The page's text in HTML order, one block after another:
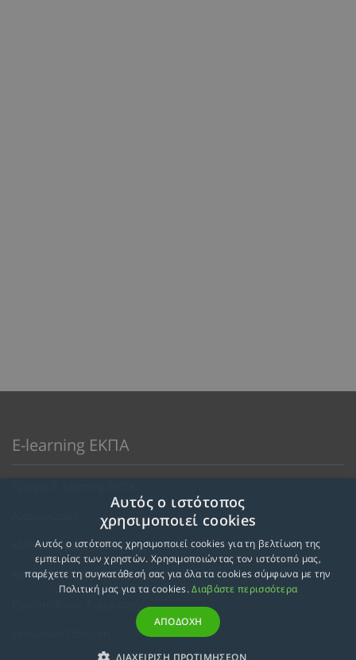
E-learning ΕΚΠΑ
Μεθοδολογία Εκπαίδευσης
Κατευθύνσεις Προγραμμάτων
Προϋποθέσεις Συμμετοχής
Αυτός ο ιστότοπος
χρησιμοποιεί cookies
Αυτός ο ιστότοπος χρησιμοποιεί cookies για τη βελτίωση της
εμπειρίας των χρηστών. Χρησιμοποιώντας τον ιστότοπό μας,
παρέχετε τη συγκατάθεσή σας για όλα τα cookies σύμφωνα με την
Πολιτική μας για τα cookies.Διαβάστε περισσότερα
ΑΠΟΔΟΧΗ
ΔΙΑΧΕΙΡΙΣΗ ΠΡΟΤΙΜΗΣΕΩΝ